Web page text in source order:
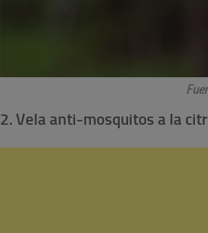
2. Vela anti-mosquitos a la